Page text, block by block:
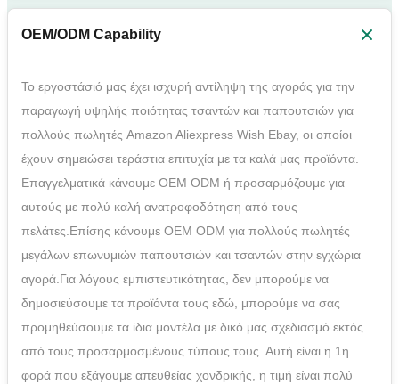
OEM/ODM Capability
Το εργοστάσιό μας έχει ισχυρή αντίληψη της αγοράς για την
παραγωγή υψηλής ποιότητας τσαντών και παπουτσιών για
πολλούς πωλητές Amazon Aliexpress Wish Ebay, οι οποίοι
έχουν σημειώσει τεράστια επιτυχία με τα καλά μας προϊόντα.
Επαγγελματικά κάνουμε OEM ODM ή προσαρμόζουμε για
αυτούς με πολύ καλή ανατροφοδότηση από τους
πελάτες. Επίσης κάνουμε OEM ODM για πολλούς πωλητές
μεγάλων επωνυμιών παπουτσιών και τσαντών στην εγχώρια
αγορά. Για λόγους εμπιστευτικότητας, δεν μπορούμε να
δημοσιεύσουμε τα προϊόντα τους εδώ, μπορούμε να σας
προμηθεύσουμε τα ίδια μοντέλα με δικό μας σχεδιασμό εκτός
από τους προσαρμοσμένους τύπους τους. Αυτή είναι η 1η
φορά που εξάγουμε απευθείας χονδρικής, η τιμή είναι πολύ